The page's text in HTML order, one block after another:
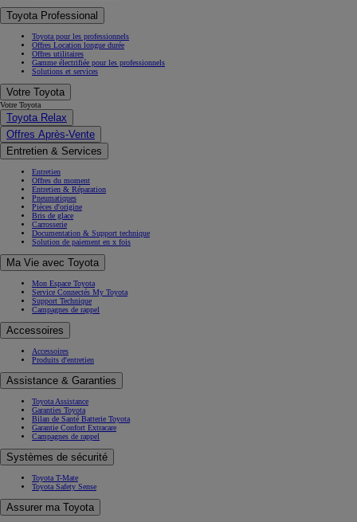
Toyota Professional
Toyota pour les professionnels
Offres Location longue durée
Offres utilitaires
Gamme électrifiée pour les professionnels
Solutions et services
Votre Toyota
Votre Toyota
Toyota Relax
Offres Après-Vente
Entretien & Services
Entretien
Offres du moment
Entretien & Réparation
Pneumatiques
Pièces d'origine
Bris de glace
Carrosserie
Documentation & Support technique
Solution de paiement en x fois
Ma Vie avec Toyota
Mon Espace Toyota
Service Connectés My Toyota
Support Technique
Campagnes de rappel
Accessoires
Accessoires
Produits d'entretien
Assistance & Garanties
Toyota Assistance
Garanties Toyota
Bilan de Santé Batterie Toyota
Garantie Confort Extracare
Campagnes de rappel
Systèmes de sécurité
Toyota T-Mate
Toyota Safety Sense
Assurer ma Toyota